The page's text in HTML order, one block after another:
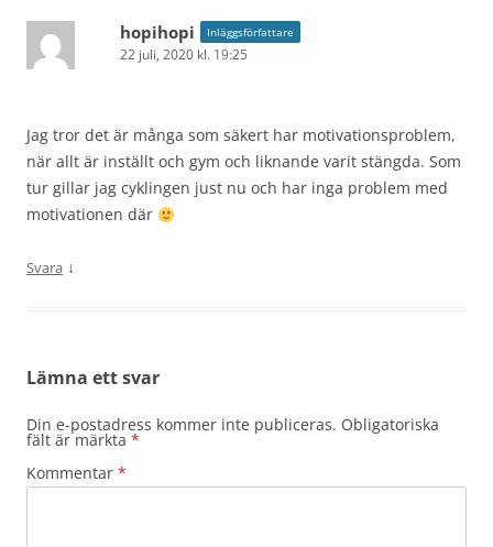
hopihopi Inläggsförfattare
22 juli, 2020 kl. 19:25
Jag tror det är många som säkert har motivationsproblem,
när allt är inställt och gym och liknande varit stängda. Som
tur gillar jag cyklingen just nu och har inga problem med
motivationen där
Svara ↓
Lämna ett svar
Din e-postadress kommer inte publiceras. Obligatoriska
fält är märkta *
Kommentar *